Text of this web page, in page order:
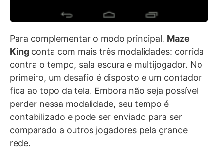
Para complementar o modo principal, Maze
King conta com mais três modalidades: corrida
contra o tempo, sala escura e multijogador. No
primeiro, um desafio é disposto e um contador
fica ao topo da tela. Embora não seja possível
perder nessa modalidade, seu tempo é
contabilizado e pode ser enviado para ser
comparado a outros jogadores pela grande
rede.